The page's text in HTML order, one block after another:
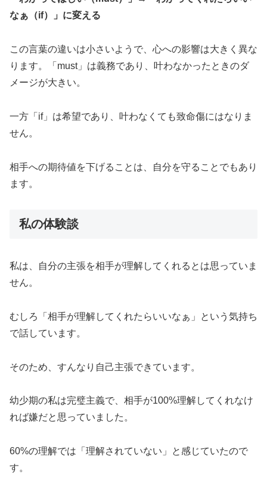
なぁ（if）」に変える
この言葉の違いは小さいようで、心への影響は大きく異な
ります。「must」は義務であり、叶わなかったときのダ
メージが大きい。
一方「if」は希望であり、叶わなくても致命傷にはなりま
せん。
相手への期待値を下げることは、自分を守ることでもあり
ます。
私の体験談
私は、自分の主張を相手が理解してくれるとは思っていま
せん。
むしろ「相手が理解してくれたらいいなぁ」という気持ち
で話しています。
そのため、すんなり自己主張できています。
幼少期の私は完璧主義で、相手が100%理解してくれなけ
れば嫌だと思っていました。
60%の理解では「理解されていない」と感じていたので
す。